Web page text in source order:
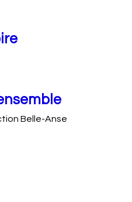
Belle-Anse